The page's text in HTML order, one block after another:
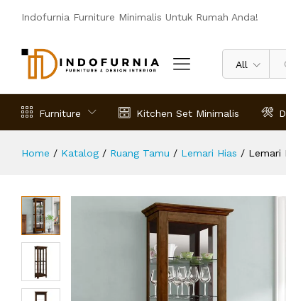
Indofurnia Furniture Minimalis Untuk Rumah Anda!
All
Furniture Kitchen Set Minimalis
Home / Katalog / Ruang Tamu / Lemari Hias / Lemari
Deskripsi Spesifikasi Ulasan (0)